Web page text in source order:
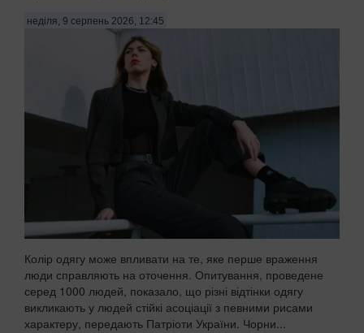
неділя, 9 серпень 2026, 12:45
Колір одягу може впливати на те, яке перше враження
люди справляють на оточення. Опитування, проведене
серед 1000 людей, показало, що різні відтінки одягу
викликають у людей стійкі асоціації з певними рисами
характеру, передають Патріоти України. Чорни...